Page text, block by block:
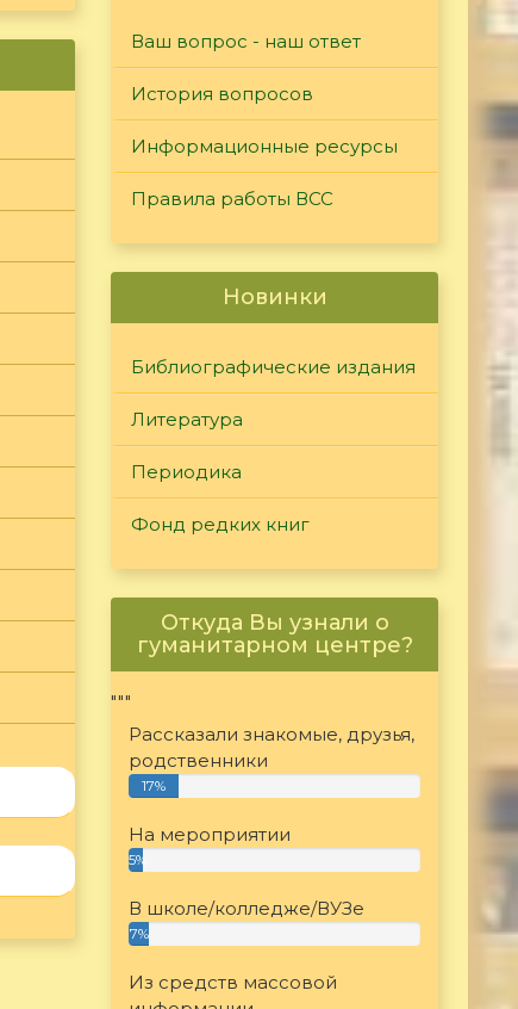
Ваш вопрос - наш ответ
История вопросов
Информационные ресурсы
Правила работы ВСС
Новинки
Библиографические издания
Литература
Периодика
Фонд редких книг
Откуда Вы узнали о
гуманитарном центре?
"""
Рассказали знакомые, друзья,
родственники
17%
На мероприятии
5%
В школе/колледже/ВУЗе
7%
Из средств массовой